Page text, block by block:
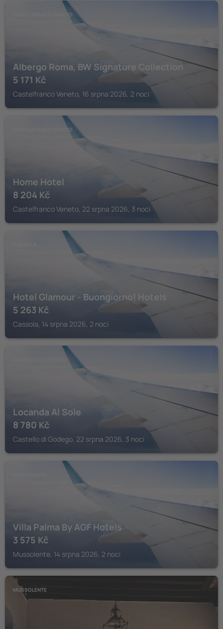
CASTELFRANCO VENETO
Albergo Roma, BW Signature Collection
5 171 Kč
Castelfranco Veneto, 16 srpna 2026, 2 noci
CASTELFRANCO VENETO
Home Hotel
8 204 Kč
Castelfranco Veneto, 22 srpna 2026, 3 noci
Hotel Glamour - Buongiorno! Hotels
5 263 Kč
Cassola, 14 srpna 2026, 2 noci
Locanda Al Sole
8 780 Kč
Castello di Godego, 22 srpna 2026, 3 noci
Villa Palma By AGF Hotels
3 575 Kč
Mussolente, 14 srpna 2026, 2 noci
MUSSOLENTE